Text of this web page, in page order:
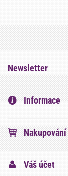
Newsletter
Informace
Nakupování
Váš účet